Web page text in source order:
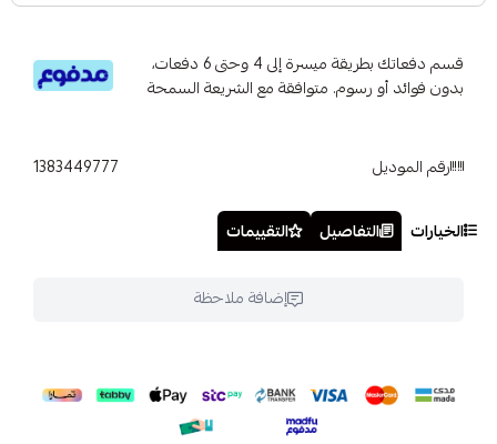
قسم دفعاتك بطريقة ميسرة إلى 4 وحتى 6 دفعات،
بدون فوائد أو رسوم. متوافقة مع الشريعة السمحة
رقم الموديل 1383449777
الخيارات التفاصيل التقييمات
إضافة ملاحظة